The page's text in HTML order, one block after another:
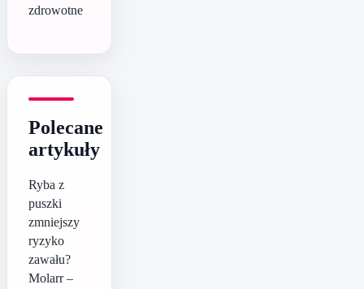
zdrowotne
Polecane
artykuły
Ryba z
puszki
zmniejszy
ryzyko
zawału?
Molarr –